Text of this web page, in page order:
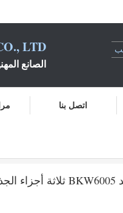
LTD.
الصانع
اتصل بنا